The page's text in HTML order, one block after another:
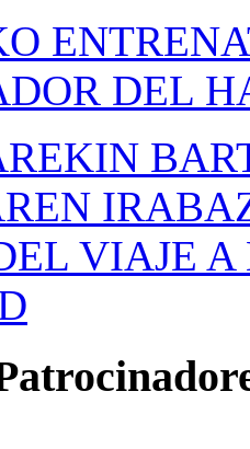
DEL
VIAJE